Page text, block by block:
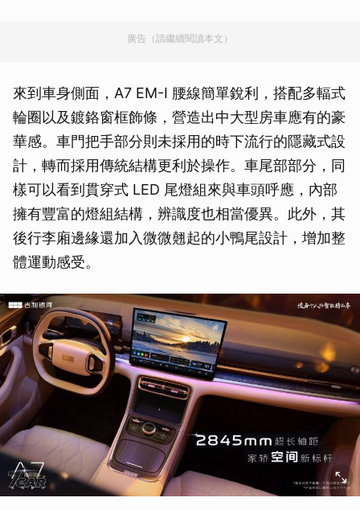
廣告（請繼續閱讀本文）
來到車身側面，A7 EM-I 腰線簡單銳利，搭配多輻式
輪圈以及鍍鉻窗框飾條，營造出中大型房車應有的豪
華感。車門把手部分則未採用的時下流行的隱藏式設
計，轉而採用傳統結構更利於操作。車尾部部分，同
樣可以看到貫穿式 LED 尾燈組來與車頭呼應，內部
擁有豐富的燈組結構，辨識度也相當優異。此外，其
後行李廂邊緣還加入微微翹起的小鴨尾設計，增加整
體運動感受。